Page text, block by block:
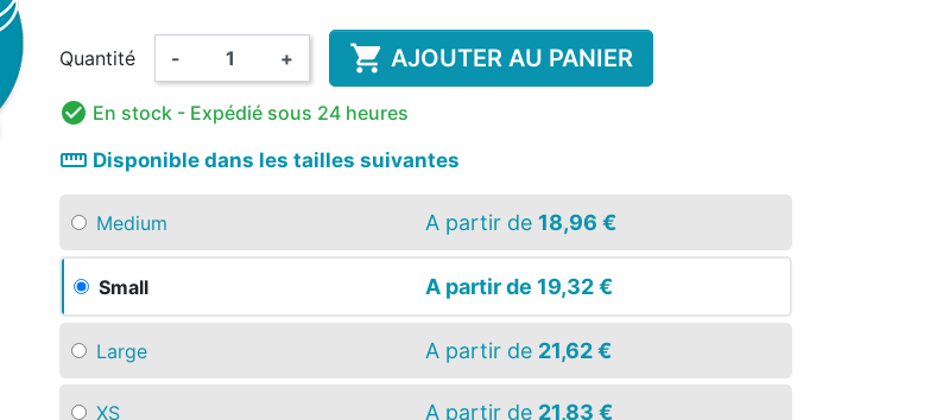
Quantité - +  AJOUTER AU PANIER
 En stock - Expédié sous 24 heures
straighten Disponible dans les tailles suivantes
Medium A partir de 18,96 €
Small A partir de 19,32 €
Large A partir de 21,62 €
XS A partir de 21,83 €